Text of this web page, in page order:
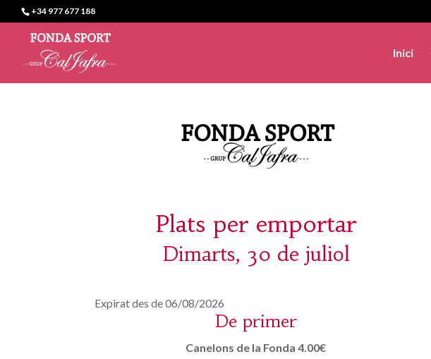
+34 977 677 188
Inici
Plats per emportar
Dimarts, 30 de juliol
Expirat des de 06/08/2026
De primer
Canelons de la Fonda 4.00€